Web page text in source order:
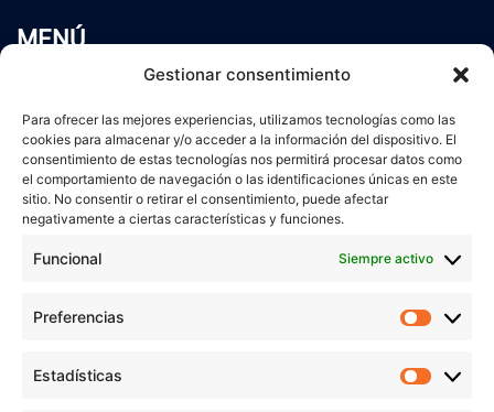
Gestionar consentimiento
Para ofrecer las mejores experiencias, utilizamos tecnologías como las
cookies para almacenar y/o acceder a la información del dispositivo. El
consentimiento de estas tecnologías nos permitirá procesar datos como
el comportamiento de navegación o las identificaciones únicas en este
sitio. No consentir o retirar el consentimiento, puede afectar
negativamente a ciertas características y funciones.
Funcional Siempre activo
Preferencias
Estadísticas
MENÚ
Servicios
Blog
Contacto
Aviso Legal
Política de cookies
veronicaruiz.es
está bajo